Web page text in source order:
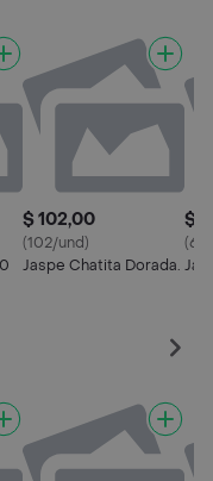
$ 102,00
(102/und)
Jaspe Chatita Dorada.
$